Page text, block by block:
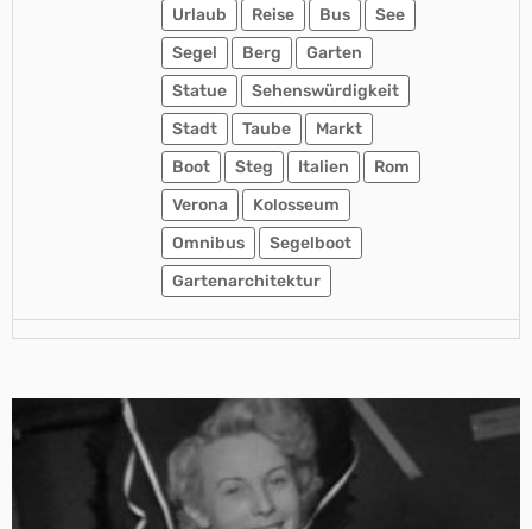
Urlaub Reise Bus
See
Segel
Berg
Garten
Statue
Sehenswürdigkeit
Stadt
Taube
Markt
Boot
Steg Italien
Rom
Verona
Kolosseum
Omnibus
Segelboot
Gartenarchitektur